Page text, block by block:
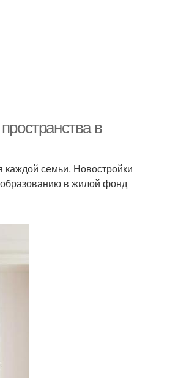
в
каждой семьи. Новостройки
в жилой фонд